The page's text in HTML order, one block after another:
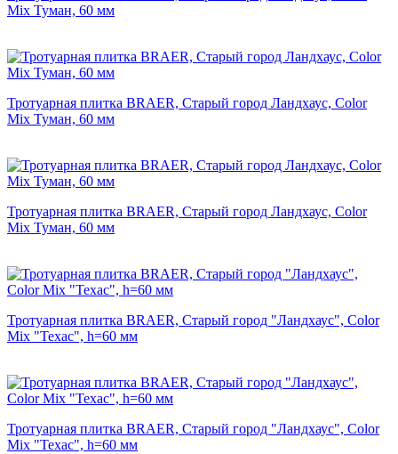
Mix Туман, 60 мм
Тротуарная плитка BRAER, Старый город Ландхаус, Color
Mix Туман, 60 мм
Тротуарная плитка BRAER, Старый город Ландхаус, Color
Mix Туман, 60 мм
Тротуарная плитка BRAER, Старый город "Ландхаус", Color
Mix "Техас", h=60 мм
Тротуарная плитка BRAER, Старый город "Ландхаус", Color
Mix "Техас", h=60 мм